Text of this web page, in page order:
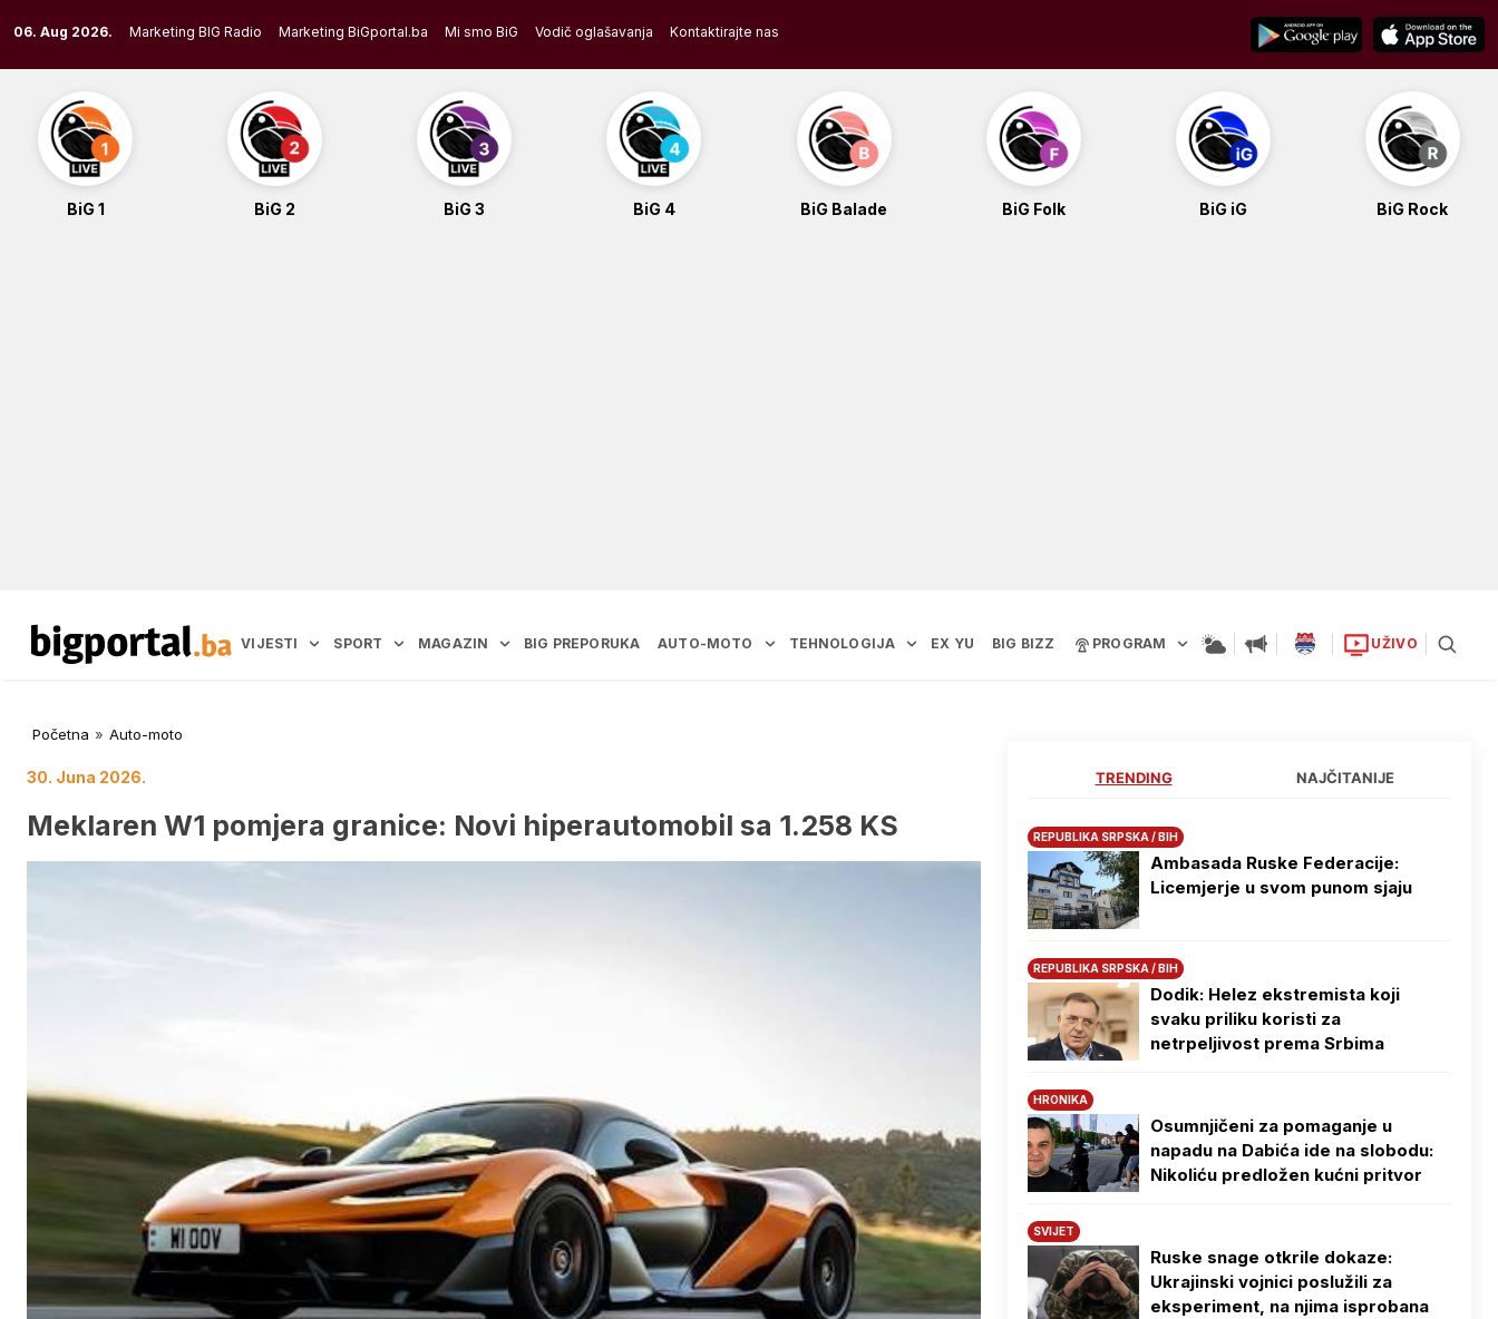
to
content
06. Aug 2026. Marketing BIG Radio Marketing BiGportal.ba Mi smo BiG Vodič oglašavanja Kontaktirajte nas
BiG 1 BiG 2 BiG 3 BiG 4 BiG Balade BiG Folk BiG iG BiG Rock
VIJESTI SPORT MAGAZIN BIG PREPORUKA AUTO-MOTO TEHNOLOGIJA EX YU BIG BIZZ PROGRAM UŽIVO
Početna » Auto-moto
30. Juna 2026.
Meklaren W1 pomjera granice: Novi hiperautomobil sa 1.258 KS
TRENDING NAJČITANIJE
REPUBLIKA SRPSKA / BIH
Ambasada Ruske Federacije:
Licemjerje u svom punom sjaju
REPUBLIKA SRPSKA / BIH
Dodik: Helez ekstremista koji
svaku priliku koristi za
netrpeljivost prema Srbima
HRONIKA
Osumnjičeni za pomaganje u
napadu na Dabića ide na slobodu:
Nikoliću predložen kućni pritvor
SVIJET
Ruske snage otkrile dokaze:
Ukrajinski vojnici poslužili za
eksperiment, na njima isprobana